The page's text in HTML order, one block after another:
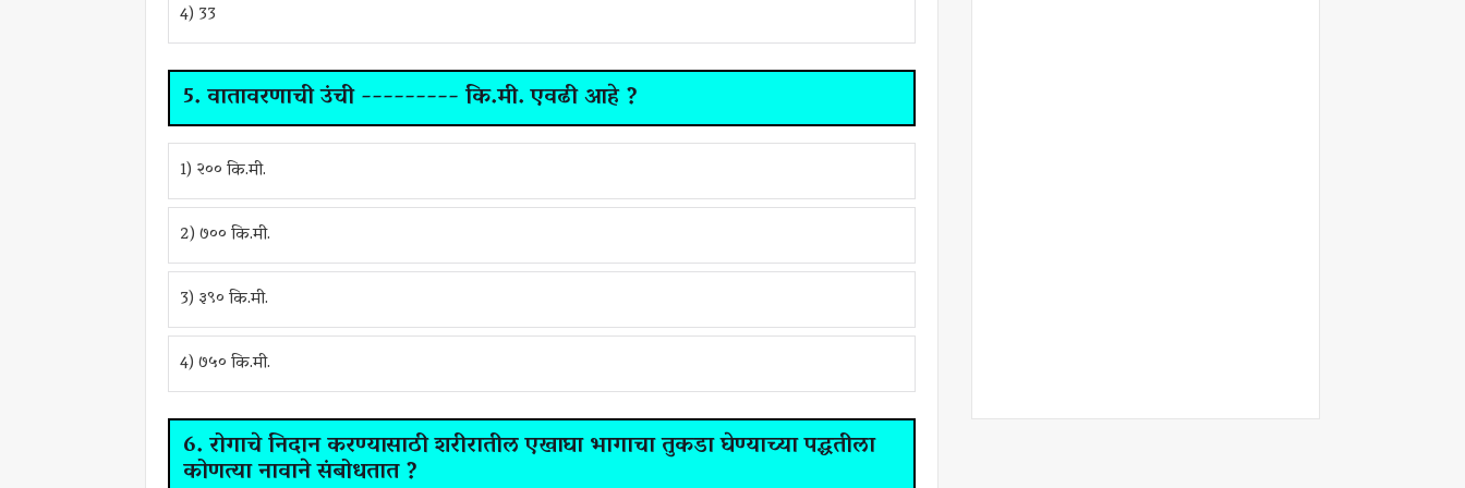
4) 33
5. वातावरणाची उंची --------- कि.मी. एवढी आहे ?
1) २०० कि.मी.
2) ७०० कि.मी.
3) ३९० कि.मी.
4) ७५० कि.मी.
6. रोगाचे निदान करण्यासाठी शरीरातील एखाघा भागाचा तुकडा घेण्याच्या पद्धतीला
कोणत्या नावाने संबोधतात ?